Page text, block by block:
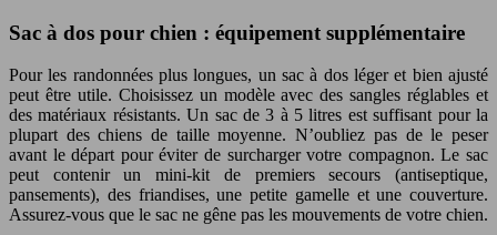
Sac à dos pour chien : équipement supplémentaire
Pour les randonnées plus longues, un sac à dos léger et bien ajusté
peut être utile. Choisissez un modèle avec des sangles réglables et
des matériaux résistants. Un sac de 3 à 5 litres est suffisant pour la
plupart des chiens de taille moyenne. N’oubliez pas de le peser
avant le départ pour éviter de surcharger votre compagnon. Le sac
peut contenir un mini-kit de premiers secours (antiseptique,
pansements), des friandises, une petite gamelle et une couverture.
Assurez-vous que le sac ne gêne pas les mouvements de votre chien.